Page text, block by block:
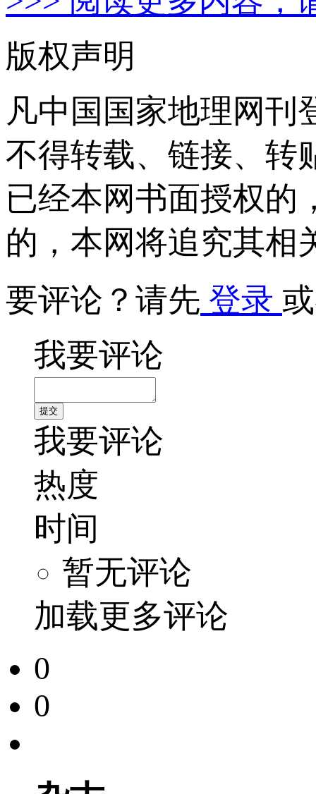
版权声明
凡中国国家地理网刊
不得转载、链接、转
已经本网书面授权的
的，本网将追究其相
要评论？请先 登录
我要评论
我要评论
热度
时间
暂无评论
加载更多评论
0
0